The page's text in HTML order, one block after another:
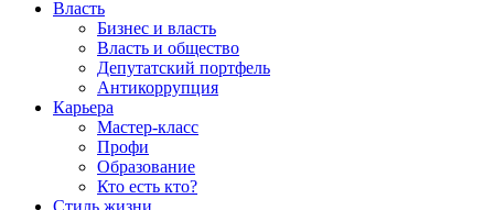
Власть
Бизнес и власть
Власть и общество
Депутатский портфель
Антикоррупция
Карьера
Мастер-класс
Профи
Образование
Кто есть кто?
Стиль жизни